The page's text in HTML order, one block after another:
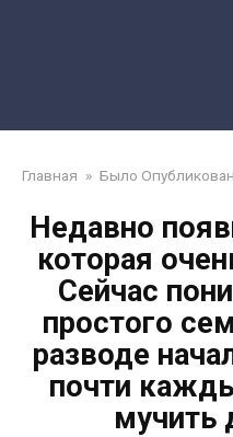
Главная » Было
Недавно
которая
Сейчас
простого
разводе
почти
мучить